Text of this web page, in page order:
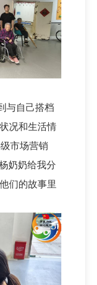
与自己搭档
况和生活情
市场营销
奶奶给我分
们的故事里